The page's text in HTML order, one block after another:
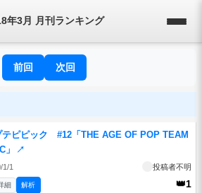
年3月 月刊ランキング
前回 次回
テピピック #12「THE AGE OF POP TEAM
」
↗
1/1 投稿者不明
👑1
細 解析